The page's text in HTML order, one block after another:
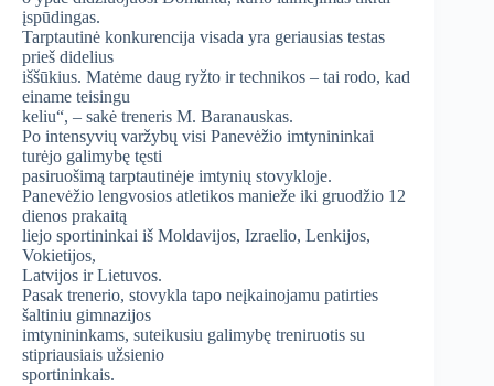
įspūdingas.
Tarptautinė konkurencija visada yra geriausias testas
prieš didelius
iššūkius. Matėme daug ryžto ir technikos – tai rodo, kad
einame teisingu
keliu“, – sakė treneris M. Baranauskas.
Po intensyvių varžybų visi Panevėžio imtynininkai
turėjo galimybę tęsti
pasiruošimą tarptautinėje imtynių stovykloje.
Panevėžio lengvosios atletikos manieže iki gruodžio 12
dienos prakaitą
liejo sportininkai iš Moldavijos, Izraelio, Lenkijos,
Vokietijos,
Latvijos ir Lietuvos.
Pasak trenerio, stovykla tapo neįkainojamu patirties
šaltiniu gimnazijos
imtynininkams, suteikusiu galimybę treniruotis su
stipriausiais užsienio
sportininkais.